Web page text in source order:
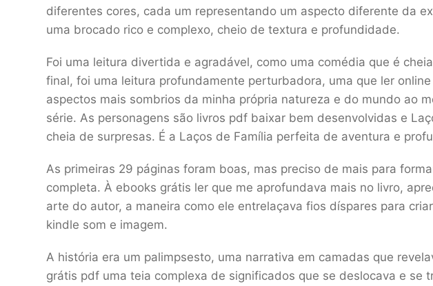
diferentes cores, cada um representando um aspecto diferente da
uma brocado rico e complexo, cheio de textura e profundidade.
Foi uma leitura divertida e agradável, como uma comédia que é
final, foi uma leitura profundamente perturbadora, uma que ler
aspectos mais sombrios da minha própria natureza e do mundo ao
série. As personagens são livros pdf baixar bem desenvolvidas e
cheia de surpresas. É a Laços de Família perfeita de aventura e
As primeiras 29 páginas foram boas, mas preciso de mais para
completa. À ebooks grátis ler que me aprofundava mais no livro,
arte do autor, a maneira como ele entrelaçava fios díspares para
kindle som e imagem.
A história era um palimpsesto, uma narrativa em camadas que
grátis pdf uma teia complexa de significados que se deslocava e se